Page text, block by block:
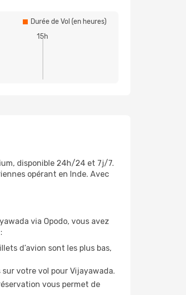
Durée de Vol (en heures)
15h
disponible 24h/24 et 7j/7.
opérant en Inde. Avec
via Opodo, vous avez
d’avion sont les plus bas,
votre vol pour Vijayawada.
vous permet de